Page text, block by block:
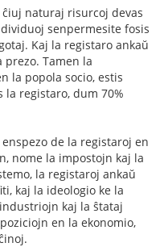
naturaj risurcoj devas
senpermesite fosis
Kaj la registaro ankaŭ
Tamen la
la popola socio, estis
registaro, dum 70%
de la registaroj en
nome la impostojn kaj la
la registaroj ankaŭ
kaj la ideologio ke la
kaj la ŝtataj
en la ekonomio,